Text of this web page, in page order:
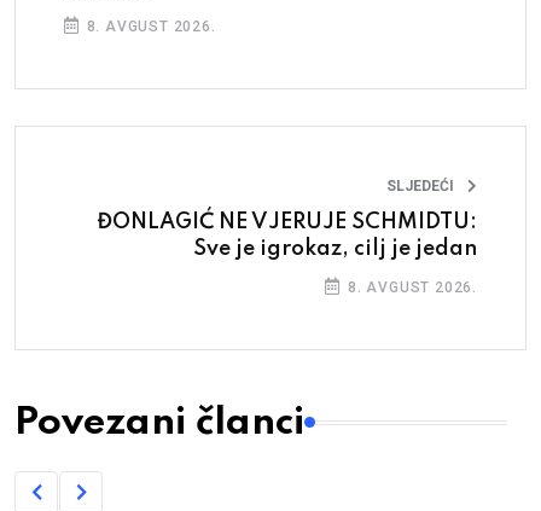
8. AVGUST 2026.
SLJEDEĆI
ĐONLAGIĆ NE VJERUJE SCHMIDTU:
Sve je igrokaz, cilj je jedan
8. AVGUST 2026.
Povezani članci